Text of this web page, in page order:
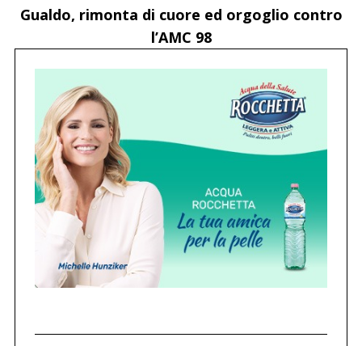
Gualdo, rimonta di cuore ed orgoglio contro
l’AMC 98